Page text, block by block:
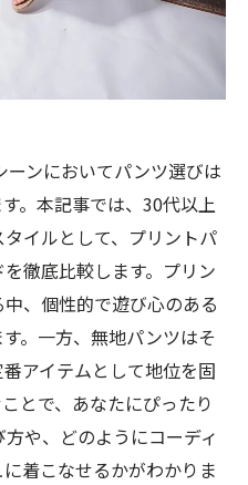
ンにおいてパンツ選びは
。本記事では、30代以上
イルとして、プリントパ
徹底比較します。プリン
、個性的で遊び心のある
。一方、無地パンツはそ
アイテムとして地位を固
とで、あなたにぴったり
や、どのようにコーディ
着こなせるかがわかりま